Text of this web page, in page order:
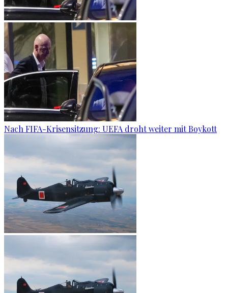
Nach FIFA-Krisensitzung: UEFA droht weiter mit Boykott